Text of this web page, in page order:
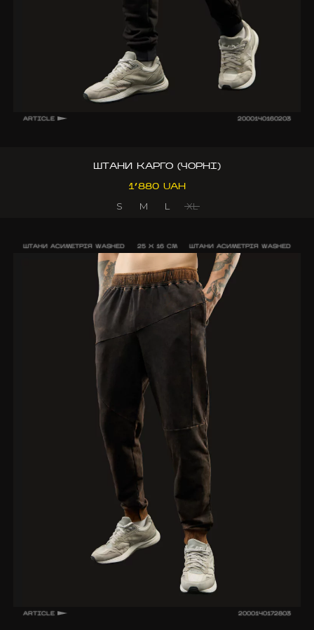
ARTICLE 2000140160203
ШТАНИ КАРГО (ЧОРНІ)
1’880 UAH
S
M L XL
ШТАНИ АСИМЕТРІЯ WASHED 25 X 16 CM ШТАНИ АСИМЕТРІЯ WASHED
ARTICLE 2000140172803